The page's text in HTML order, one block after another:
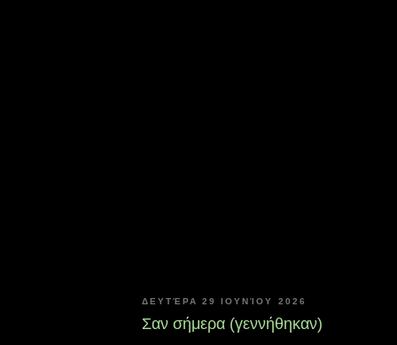
ΔΕΥΤΈΡΑ 29 ΙΟΥΝΊΟΥ 2026
Σαν σήμερα (γεννήθηκαν)